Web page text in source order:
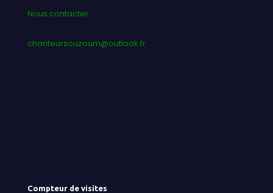
Nous contacter...
chanteursouzoum@outlook.fr
Compteur de visites